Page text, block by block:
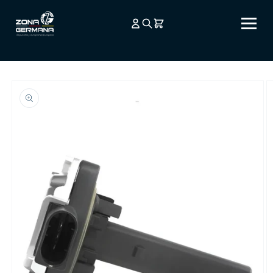
directamente
al contenido
información